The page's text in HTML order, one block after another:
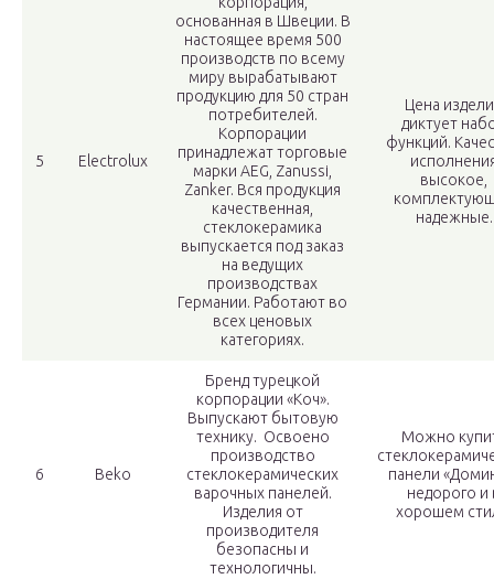
5 Electrolux
основанная в Швеции. В
настоящее время 500
производств по всему
миру вырабатывают
продукцию для 50 стран
потребителей.
Корпорации
принадлежат торговые
марки AEG, Zanussi,
Zanker. Вся продукция
качественная,
стеклокерамика
выпускается под заказ
на ведущих
производствах
Германии. Работают во
всех ценовых
категориях.
Цена
диктует
функций.
высокое,
надежные.
6 Beko
Бренд турецкой
корпорации «Коч».
Выпускают бытовую
технику. Освоено
производство
стеклокерамических
варочных панелей.
Изделия от
производителя
безопасны и
технологичны.
Можно
панели
недорого и
хорошем